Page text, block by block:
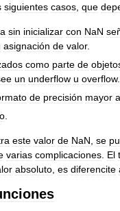
siguientes casos que
sin inicializar con NaN
asignación de valor.
como parte de
un underflow u overflow.
de precisión mayor
este valor de NaN se
varias complicaciones El
absoluto es diferencite